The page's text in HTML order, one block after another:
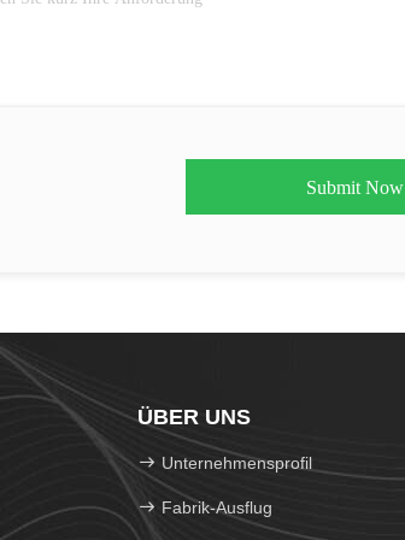
Submit Now
ÜBER UNS
Unternehmensprofil
Fabrik-Ausflug